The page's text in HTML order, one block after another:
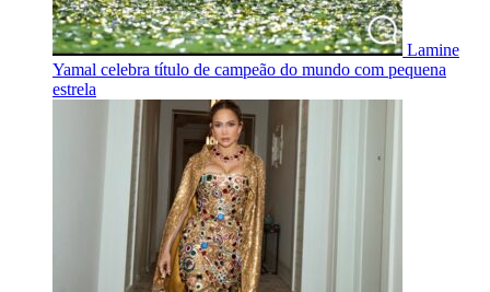
Lamine
Yamal celebra título de campeão do mundo com pequena
estrela